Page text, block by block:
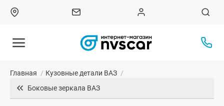
Главная / Кузовные детали ВАЗ /
Боковые зеркала ВАЗ